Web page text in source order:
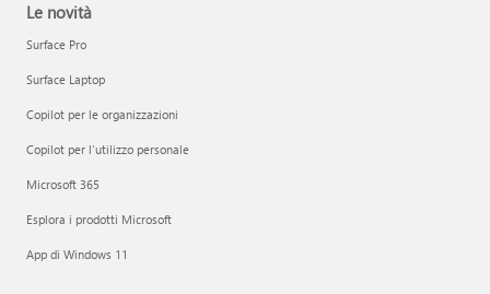
Le novità
Surface Pro
Surface Laptop
Copilot per le organizzazioni
Copilot per l'utilizzo personale
Microsoft 365
Esplora i prodotti Microsoft
App di Windows 11